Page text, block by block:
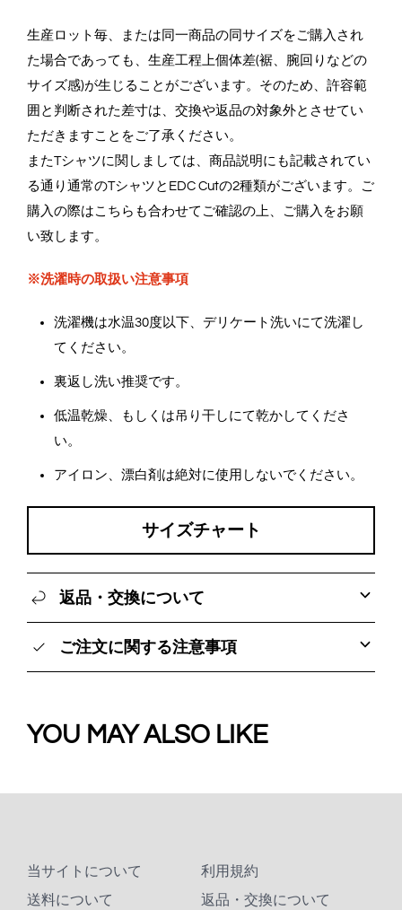
生産ロット毎、または同一商品の同サイズをご購入され
た場合であっても、生産工程上個体差(裾、腕回りなどの
サイズ感)が生じることがございます。そのため、許容範
囲と判断された差寸は、交換や返品の対象外とさせてい
ただきますことをご了承ください。
またTシャツに関しましては、商品説明にも記載されてい
る通り通常のTシャツとEDC Cutの2種類がございます。ご
購入の際はこちらも合わせてご確認の上、ご購入をお願
い致します。
※洗濯時の取扱い注意事項
洗濯機は水温30度以下、デリケート洗いにて洗濯し
てください。
裏返し洗い推奨です。
低温乾燥、もしくは吊り干しにて乾かしてくださ
い。
アイロン、漂白剤は絶対に使用しないでください。
サイズチャート
返品・交換について
ご注文に関する注意事項
YOU MAY ALSO LIKE
当サイトについて
送料について
利用規約
返品・交換について